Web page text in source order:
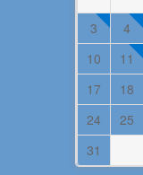
3
4
10
11
17
18
24
25
31